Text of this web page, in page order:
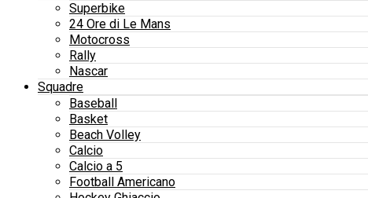
Superbike
24 Ore di Le Mans
Motocross
Rally
Nascar
Squadre
Baseball
Basket
Beach Volley
Calcio
Calcio a 5
Football Americano